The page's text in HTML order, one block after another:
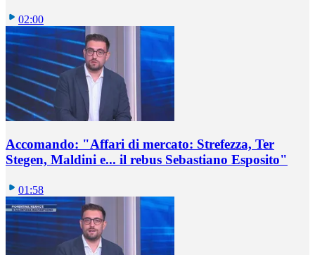
02:00
Accomando: "Affari di mercato: Strefezza, Ter
Stegen, Maldini e... il rebus Sebastiano Esposito"
01:58